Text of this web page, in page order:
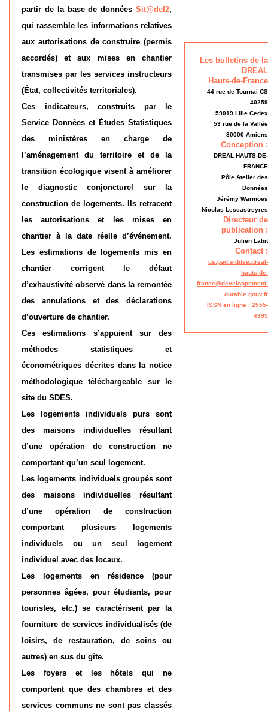
partir de la base de données Sit@del2,
qui rassemble les informations relatives
aux autorisations de construire (permis
accordés) et aux mises en chantier
transmises par les services instructeurs
(État, collectivités territoriales).
Ces indicateurs, construits par le
Service Données et Études Statistiques
des ministères en charge de
l’aménagement du territoire et de la
transition écologique visent à améliorer
le diagnostic conjoncturel sur la
construction de logements. Ils retracent
les autorisations et les mises en
chantier à la date réelle d’événement.
Les estimations de logements mis en
chantier corrigent le défaut
d’exhaustivité observé dans la remontée
des annulations et des déclarations
d’ouverture de chantier.
Ces estimations s’appuient sur des
méthodes statistiques et
économétriques décrites dans la notice
méthodologique téléchargeable sur le
site du SDES.
Les logements individuels purs sont
des maisons individuelles résultant
d’une opération de construction ne
comportant qu’un seul logement.
Les logements individuels groupés sont
des maisons individuelles résultant
d’une opération de construction
comportant plusieurs logements
individuels ou un seul logement
individuel avec des locaux.
Les logements en résidence (pour
personnes âgées, pour étudiants, pour
touristes, etc.) se caractérisent par la
fourniture de services individualisés (de
loisirs, de restauration, de soins ou
autres) en sus du gîte.
Les foyers et les hôtels qui ne
comportent que des chambres et des
services communs ne sont pas classés
Les bulletins de la
DREAL
Hauts-de-France
44 rue de Tournai CS
40259
59019 Lille Cedex
53 rue de la Vallée
80000 Amiens
Conception :
DREAL HAUTS-DE-
FRANCE
Pôle Atelier des
Données
Jérémy Warmoës
Nicolas Lescastreyres
Directeur de
publication :
Julien Labit
Contact :
us.pad.siddee.dreal-
hauts-de-
france@developpement-
durable.gouv.fr
ISSN en ligne : 2555-
4395